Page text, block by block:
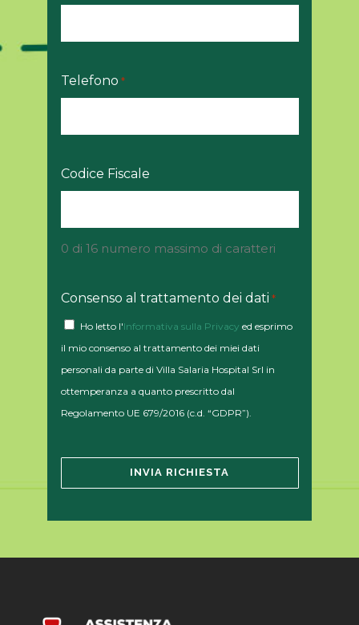
Telefono *
Codice Fiscale
0 di 16 numero massimo di caratteri
Consenso al trattamento dei dati *
Ho letto l'Informativa sulla Privacy ed esprimo
il mio consenso al trattamento dei miei dati
personali da parte di Villa Salaria Hospital Srl in
ottemperanza a quanto prescritto dal
Regolamento UE 679/2016 (c.d. “GDPR”).